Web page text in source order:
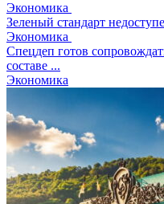
Экономика
Зеленый стандарт
Экономика
Спецдеп готов
составе ...
Экономика